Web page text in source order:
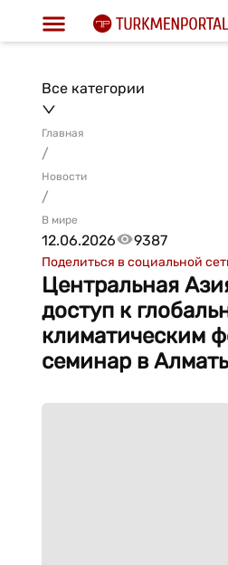
Все категории
Главная
/
Новости
/
В мире
12.06.2026 9387
Поделиться в социальной
Центральная
доступ к
климатическим
семинар в